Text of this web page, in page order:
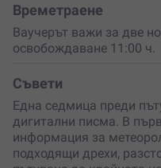
разказваш, но и да
просто пътуване – това
малко селце.
завинаги. Избери това
любимия човек или
Времетраене
Ваучерът важи за две
освобождаване 11:00 ч.
Съвети
Една седмица преди
дигитални писма. В
информация за
подходящи дрехи,